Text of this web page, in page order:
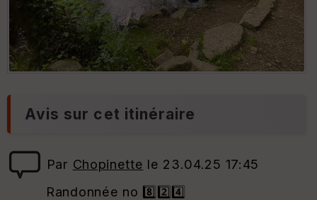
Avis sur cet itinéraire
Par Chopinette le 23.04.25 17:45
Randonnée no 8️⃣2️⃣4️⃣